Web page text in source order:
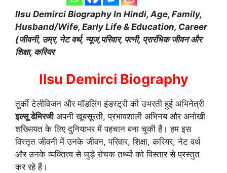
Ilsu Demirci BiographyIn Hindi, Age, Family,
Husband/Wife, Early Life & Education, Career
(जीवनी, उम्र, नेट वर्थ, न्यूज,परिवार, पत्नी, प्रारंभिक जीवन और
शिक्षा, करियर
Ilsu Demirci Biography
तुर्की टेलीविजन और मॉडलिंग इंडस्ट्री की उभरती हुई अभिनेत्री
इल्सू डेमिरजीअपनी खूबसूरती, प्रभावशाली अभिनय और अनोखी
शख्सियत के लिए दुनियाभर में पहचान बना चुकी हैं। हम इस
विस्तृत जीवनी में उनके जीवन, परिवार, शिक्षा, करियर, नेट वर्थ
और उनके व्यक्तित्व से जुड़े रोचक तथ्यों को विस्तार से प्रस्तुत
कर रहे हैं।